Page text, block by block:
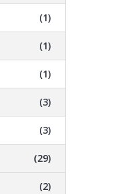
(1)
(1)
(1)
(3)
(3)
(29)
(2)